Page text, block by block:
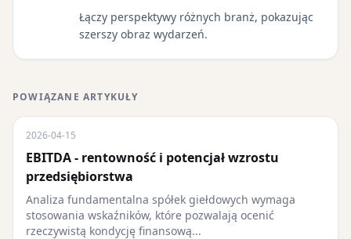
Łączy perspektywy różnych branż, pokazując
szerszy obraz wydarzeń.
POWIĄZANE ARTYKUŁY
2026-04-15
EBITDA - rentowność i potencjał wzrostu
przedsiębiorstwa
Analiza fundamentalna spółek giełdowych wymaga
stosowania wskaźników, które pozwalają ocenić
rzeczywistą kondycję finansową...